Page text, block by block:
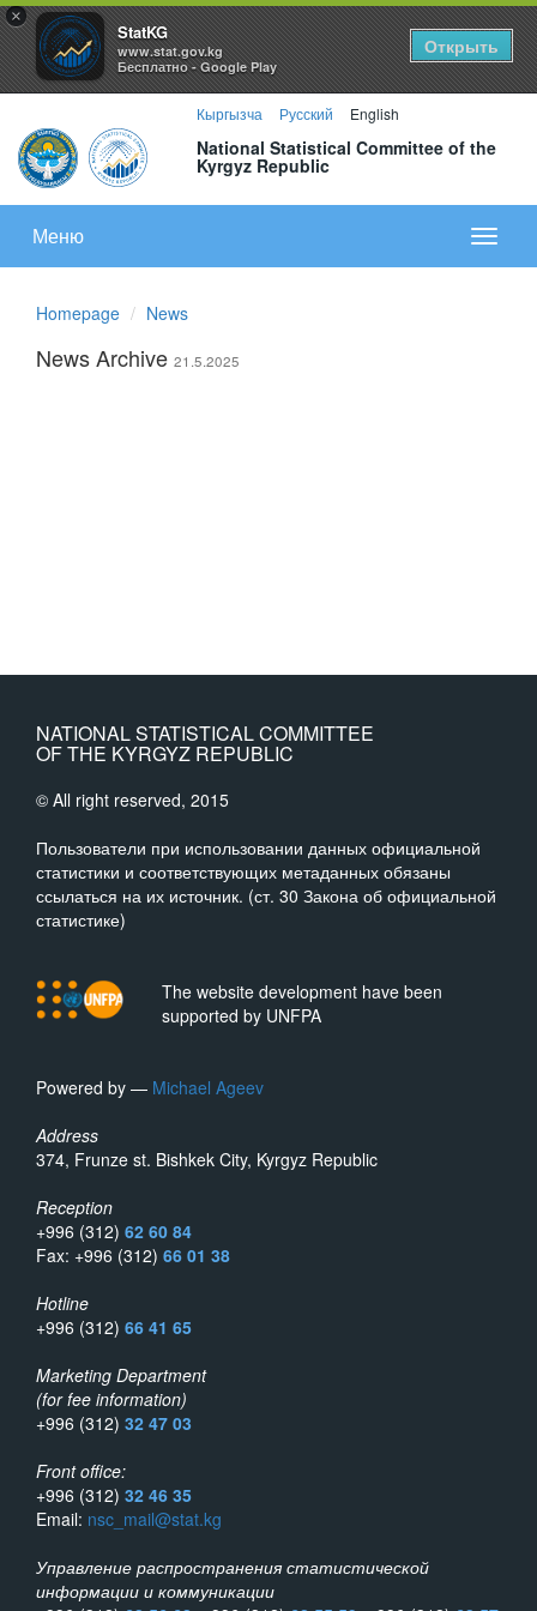
×
StatKG
www.stat.gov.kg
Бесплатно - Google Play
Открыть
Кыргызча Русский English
National Statistical Committee of the
Kyrgyz Republic
меню
Меню
Homepage News
News Archive 21.5.2025
NATIONAL STATISTICAL COMMITTEE
OF THE KYRGYZ REPUBLIC
© All right reserved, 2015
Пользователи при использовании данных официальной
статистики и соответствующих метаданных обязаны
ссылаться на их источник. (ст. 30 Закона об официальной
статистике)
The website development have been
supported by UNFPA
Powered by — Michael Ageev
Address
374, Frunze st. Bishkek City, Kyrgyz Republic
Reception
+996 (312) 62 60 84
Fax: +996 (312) 66 01 38
Hotline
+996 (312) 66 41 65
Marketing Department
(for fee information)
+996 (312) 32 47 03
Front office:
+996 (312) 32 46 35
Email: nsc_mail@stat.kg
Управление распространения статистической
информации и коммуникации